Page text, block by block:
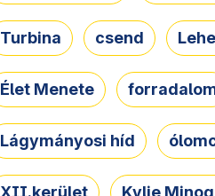
Turbina csend
Élet Menete
Lágymányosi híd
XII.kerület Kylie